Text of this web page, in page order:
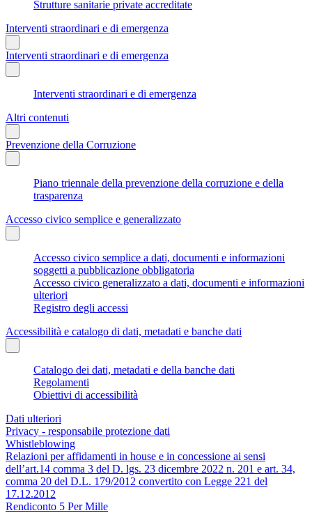
Strutture sanitarie private accreditate
Interventi straordinari e di emergenza
Interventi straordinari e di emergenza
Interventi straordinari e di emergenza
Altri contenuti
Prevenzione della Corruzione
Piano triennale della prevenzione della corruzione e della
trasparenza
Accesso civico semplice e generalizzato
Accesso civico semplice a dati, documenti e informazioni
soggetti a pubblicazione obbligatoria
Accesso civico generalizzato a dati, documenti e informazioni
ulteriori
Registro degli accessi
Accessibilità e catalogo di dati, metadati e banche dati
Catalogo dei dati, metadati e della banche dati
Regolamenti
Obiettivi di accessibilità
Dati ulteriori
Privacy - responsabile protezione dati
Whistleblowing
Relazioni per affidamenti in house e in concessione ai sensi
dell’art.14 comma 3 del D. lgs. 23 dicembre 2022 n. 201 e art. 34,
comma 20 del D.L. 179/2012 convertito con Legge 221 del
17.12.2012
Rendiconto 5 Per Mille